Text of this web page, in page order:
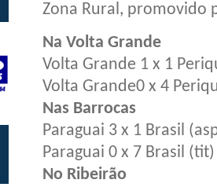
Zona Rural, promovido
Na Volta Grande
Volta Grande 1 x 1
Volta Grande0 x 4
Nas Barrocas
Paraguai 3 x 1 Brasil
Paraguai 0 x 7 Brasil (tit)
No Ribeirão